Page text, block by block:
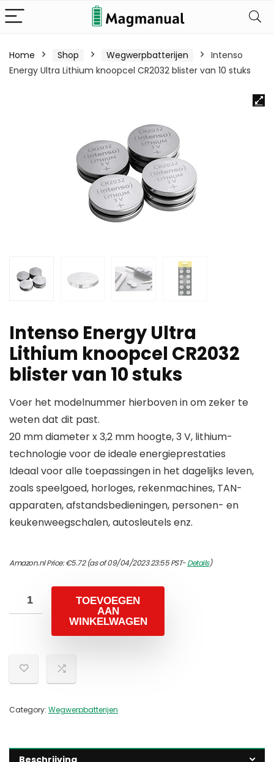
Home Shop Wegwerpbatterijen
Intenso
Energy Ultra Lithium knoopcel CR2032 blister van 10 stuks
Intenso Energy Ultra
Lithium knoopcel CR2032
blister van 10 stuks
Voer het modelnummer hierboven in om zeker te
weten dat dit past.
20 mm diameter x 3,2 mm hoogte, 3 V, lithium-
technologie voor de ideale energieprestaties
Ideaal voor alle toepassingen in het dagelijks leven,
zoals speelgoed, horloges, rekenmachines, TAN-
apparaten, afstandsbedieningen, personen- en
keukenweegschalen, autosleutels enz.
Amazon.nl Price:€5.72(as of 09/04/2023 23:55 PST-Details)
TOEVOEGEN
AAN
WINKELWAGEN
Category: Wegwerpbatterijen